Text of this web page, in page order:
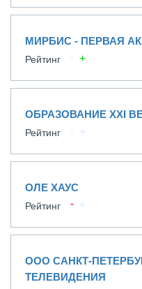
МИРБИС - ПЕРВАЯ
Рейтинг
ОБРАЗОВАНИЕ XXI
Рейтинг
ОЛЕ ХАУС
Рейтинг
ООО САНКТ-
ТЕЛЕВИДЕНИЯ